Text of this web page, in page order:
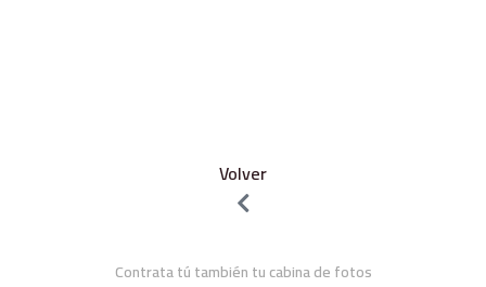
Volver
Contrata tú también tu cabina de fotos